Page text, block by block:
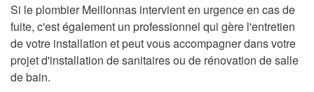
Si le plombier Meillonnas intervient en urgence en cas de
fuite, c'est également un professionnel qui gère l'entretien
de votre installation et peut vous accompagner dans votre
projet d'installation de sanitaires ou de rénovation de salle
de bain.